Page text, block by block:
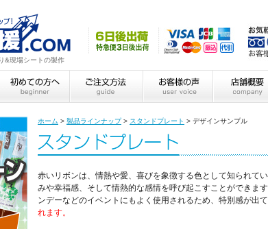
&現場シートの製作
ホーム > 製品ラインナップ> スタンドプレート > デザインサンプル
赤いリボンは、情熱や愛、喜びを象徴する色として知られて
みや幸福感、そして情熱的な感情を呼び起こすことができま
ンデーなどのイベントにもよく使用されるため、特別感が出
れます。